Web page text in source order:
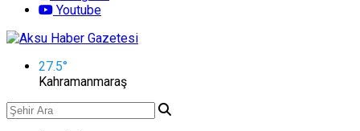
Youtube
27.5°
Kahramanmaraş